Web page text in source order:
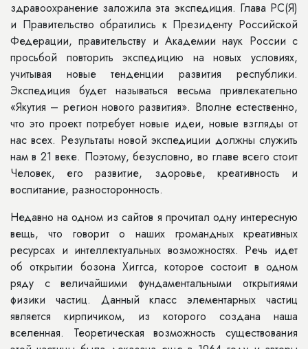
здравоохранение заложила эта экспедиция. Глава РС(Я)
и Правительство обратились к Президенту Российской
Федерации, правительству и Академии наук России с
просьбой повторить экспедицию на новых условиях,
учитывая новые тенденции развития республики.
Экспедиция будет называться весьма привлекательно
«Якутия – регион нового развития». Вполне естественно,
что это проект потребует новые идеи, новые взгляды от
нас всех. Результаты новой экспедиции должны служить
нам в 21 веке. Поэтому, безусловно, во главе всего стоит
Человек, его развитие, здоровье, креативность и
воспитание, разносторонность.
Недавно на одном из сайтов я прочитал одну интересную
вещь, что говорит о наших громандных креативных
ресурсах и интеллектуальных возможностях. Речь идет
об открытии бозона Хиггса, которое состоит в одном
ряду с величайшими фундаментальными открытиями
физики частиц. Данный класс элементарных частиц
является кирпичиком, из которого создана наша
вселенная. Теоретическая возможность существования